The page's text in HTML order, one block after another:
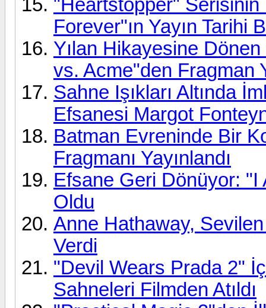
"Heartstopper"
Forever"ın Yayın Tarihi
Yılan Hikayesine
vs. Acme"den Fragman
Sahne Işıkları Altında
Efsanesi Margot
Batman Evreninde Bir
Fragmanı Yayınlandı
Efsane Geri Dönüyor: "I
Oldu
Anne Hathaway,
Verdi
"Devil Wears Prada 2"
Sahneleri Filmden Atıldı